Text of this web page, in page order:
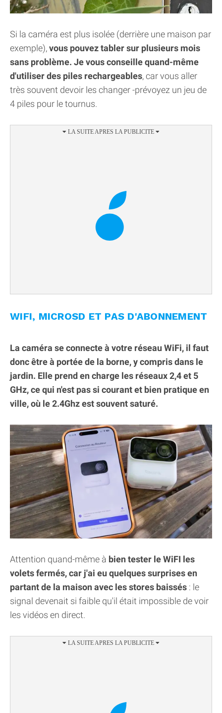
Si la caméra est plus isolée (derrière une maison par
exemple),vous pouvez tabler sur plusieurs mois
sans problème. Je vous conseille quand-même
d'utiliser des piles rechargeables, car vous aller
très souvent devoir les changer -prévoyez un jeu de
4 piles pour le tournus.
WIFI, MICROSD ET PAS D'ABONNEMENT
La caméra se connecte à votre réseau WiFi, il faut
donc être à portée de la borne, y compris dans le
jardin. Elle prend en charge les réseaux 2,4 et 5
GHz, ce qui n'est pas si courant et bien pratique en
ville, où le 2.4Ghz est souvent saturé.
Attention quand-même à bien tester le WiFI les
volets fermés, car j'ai eu quelques surprises en
partant de la maison avec les stores baissés : le
signal devenait si faible qu'il était impossible de voir
les vidéos en direct.